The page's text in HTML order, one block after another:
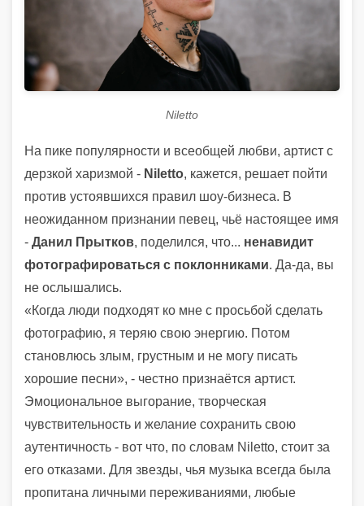
Niletto
На пике популярности и всеобщей любви, артист с
дерзкой харизмой - Niletto, кажется, решает пойти
против устоявшихся правил шоу-бизнеса. В
неожиданном признании певец, чьё настоящее имя
- Данил Прытков, поделился, что... ненавидит
фотографироваться с поклонниками. Да-да, вы
не ослышались.
«Когда люди подходят ко мне с просьбой сделать
фотографию, я теряю свою энергию. Потом
становлюсь злым, грустным и не могу писать
хорошие песни», - честно признаётся артист.
Эмоциональное выгорание, творческая
чувствительность и желание сохранить свою
аутентичность - вот что, по словам Niletto, стоит за
его отказами. Для звезды, чья музыка всегда была
пропитана личными переживаниями, любые